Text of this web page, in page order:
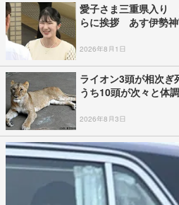
愛子さま三重県入り
らに挨拶 あす伊勢
2026年8月1日
ライオン3頭が相次
うち10頭が次々と体
2026年8月3日